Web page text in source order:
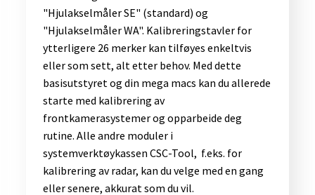
"Hjulakselmåler SE" (standard) og
"Hjulakselmåler WA". Kalibreringstavler for
ytterligere 26 merker kan tilføyes enkeltvis
eller som sett, alt etter behov. Med dette
basisutstyret og din mega macs kan du allerede
starte med kalibrering av
frontkamerasystemer og opparbeide deg
rutine. Alle andre moduler i
systemverktøykassen CSC-Tool, f.eks. for
kalibrering av radar, kan du velge med en gang
eller senere, akkurat som du vil.